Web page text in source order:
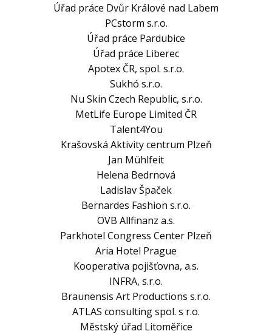
Úřad práce Dvůr Králové nad Labem
PCstorm s.r.o.
Úřad práce Pardubice
Úřad práce Liberec
Apotex ČR, spol. s.r.o.
Sukhó s.r.o.
Nu Skin Czech Republic, s.r.o.
MetLife Europe Limited ČR
Talent4You
Krašovská Aktivity centrum Plzeň
Jan Mühlfeit
Helena Bedrnová
Ladislav Špaček
Bernardes Fashion s.r.o.
OVB Allfinanz a.s.
Parkhotel Congress Center Plzeň
Aria Hotel Prague
Kooperativa pojišťovna, a.s.
INFRA, s.r.o.
Braunensis Art Productions s.r.o.
ATLAS consulting spol. s r.o.
Městský úřad Litoměřice